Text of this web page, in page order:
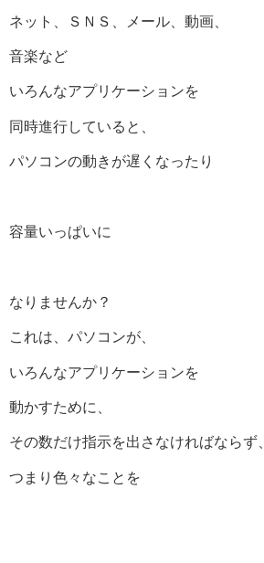
ネット、ＳＮＳ、メール、動画、
音楽など
いろんなアプリケーションを
同時進行していると、
パソコンの動きが遅くなったり
容量いっぱいに
なりませんか？
これは、パソコンが、
いろんなアプリケーションを
動かすために、
その数だけ指示を出さなければならず、
つまり色々なことを